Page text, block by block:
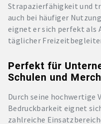
Strapazierfähigkeit und
auch bei häufiger
eignet er sich perfekt als
täglicher
Perfekt für
Schulen und
Durch seine hochwertige
Bedruckbarkeit eignet
zahlreiche